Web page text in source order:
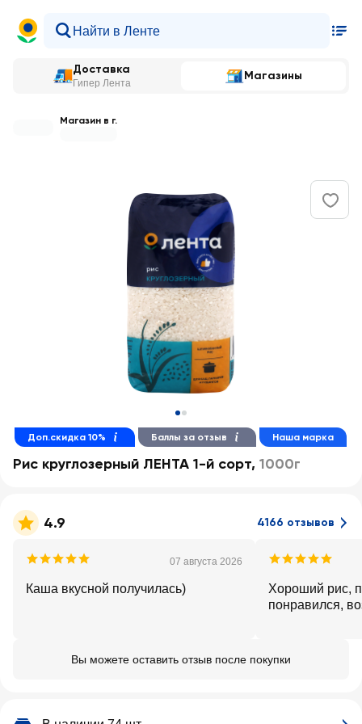
Доставка
Гипер Лента
Магазины
Магазин в г.
Доп.скидка 10% Баллы за отзыв Наша марка
Рис круглозерный ЛЕНТА 1-й сорт, 1000г
4.9 4166 отзывов
07 августа 2026
Каша вкусной получилась)
Хороший рис,
понравился,
Вы можете оставить отзыв после покупки